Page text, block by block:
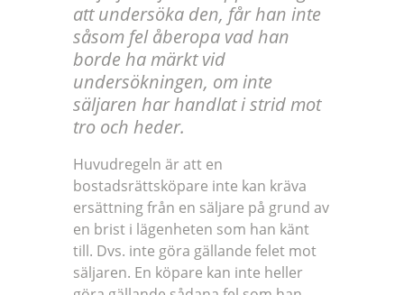
att undersöka den, får han inte
såsom fel åberopa vad han
borde ha märkt vid
undersökningen, om inte
säljaren har handlat i strid mot
tro och heder.
Huvudregeln är att en
bostadsrättsköpare inte kan kräva
ersättning från en säljare på grund av
en brist i lägenheten som han känt
till. Dvs. inte göra gällande felet mot
säljaren. En köpare kan inte heller